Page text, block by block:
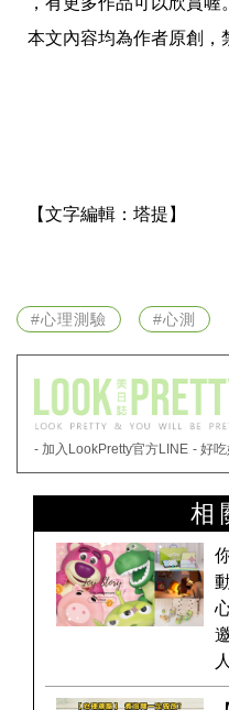
生
購
物
首
迎
投
本文內容均為作者原創，
【文字編輯： 塔提】
#心理測驗 #心測
- 加入LookPretty官方LINE - 好
相